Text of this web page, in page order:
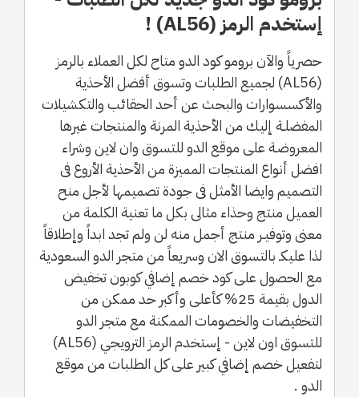
إستخدم الرمز (AL56) !
حصرياً والآن برومو كود الدو متاح لكل العملاء بالرمز
(AL56) لجميع الطلبات وتسوق أفضل الأحذية
والأكسسوارات والبحث عن أحد الحقائب والتكشيلات
المفضلـة إليك من الأحذية المرنة والمنتجات غيرها
المعروضـة على موقع الدو للتسوق وان لاين وشراء
افضل أنواع المنتجات المميزة من الأحذية الأروع فى
التصميم وايضا الأمثل فى جودة تصميمها لأجل منح
العميل منتج وحذاء مثالى بكل ما تعنية الكلمة من
معنى وتوفيـر منتج أجمل منه لن ولم تجد ابداً وإطلاقاً
لذا عليكـ بالتسوق الان وسريعاً من متجر الدو السعودية
مع الحصول على كود خصم إضافي كوبون تخفيض
الدول بقيمة 25% كأعلى وأكبر حد ممكن من
التخفيضات والخصومات الممكنة مع متجر الدو
للتسوق اون لاين - إستخدم الرمز الترويجي (AL56)
لتفعيل خصم إضافي كبير على كل الطلبات من موقع
الدو .